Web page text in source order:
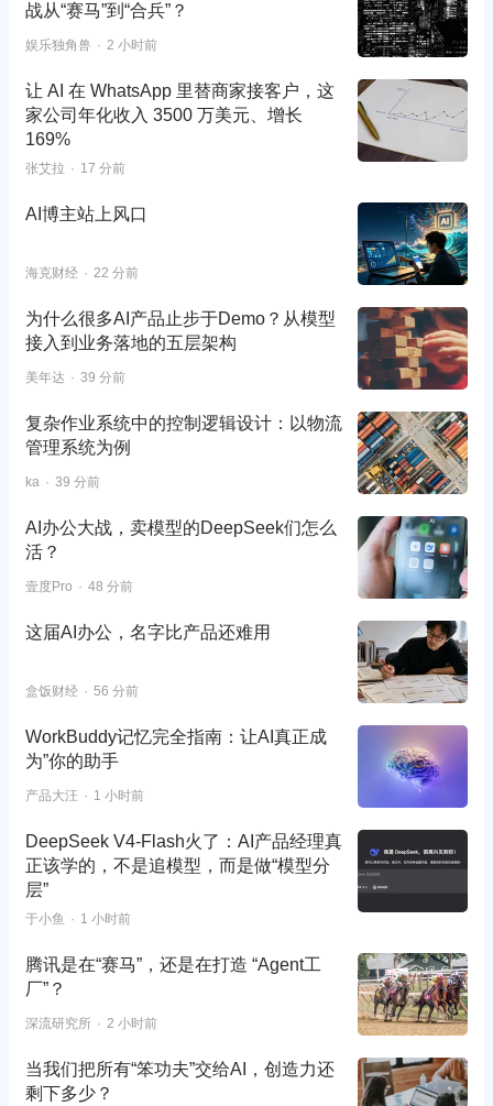
战从“赛马”到“合兵”？
娱乐独角兽 2 小时前
让 AI 在 WhatsApp 里替商家接客户，这
家公司年化收入 3500 万美元、增长
169%
张艾拉 17 分前
AI博主站上风口
海克财经 22 分前
为什么很多AI产品止步于Demo？从模型
接入到业务落地的五层架构
美年达 39 分前
复杂作业系统中的控制逻辑设计：以物流
管理系统为例
ka 39 分前
AI办公大战，卖模型的DeepSeek们怎么
活？
壹度Pro 48 分前
这届AI办公，名字比产品还难用
盒饭财经 56 分前
WorkBuddy记忆完全指南：让AI真正成
为”你的助手
产品大汪 1 小时前
DeepSeek V4-Flash火了：AI产品经理真
正该学的，不是追模型，而是做“模型分
层”
于小鱼 1 小时前
腾讯是在“赛马”，还是在打造 “Agent工
厂”？
深流研究所 2 小时前
当我们把所有“笨功夫”交给AI，创造力还
剩下多少？